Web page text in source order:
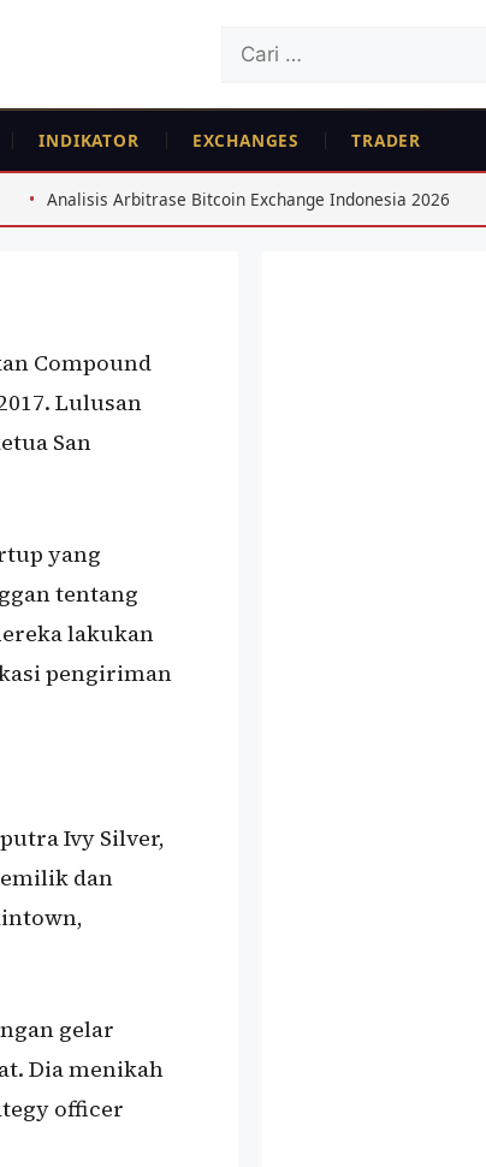
Cari
INDIKATOR EXCHANGES TRADER
Bitcoin Exchange Indonesia 2026 Saham
Compound
Lulusan
San
yang
tentang
lakukan
pengiriman
Ivy Silver,
dan
gelar
Dia menikah
officer